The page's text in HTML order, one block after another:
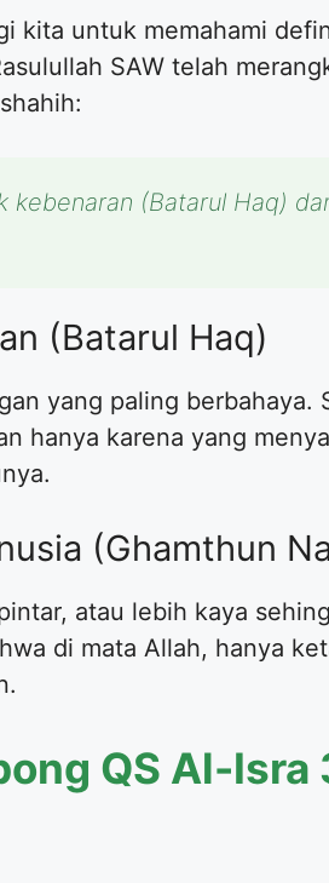
kita untuk memahami
SAW telah
kebenaran (Batarul Haq)
(Batarul Haq)
yang paling
hanya karena yang
(Ghamthun
atau lebih kaya
di mata Allah, hanya
QS Al-